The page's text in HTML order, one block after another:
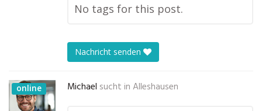
No tags for this post.
Nachricht senden
online Michael sucht in Alleshausen